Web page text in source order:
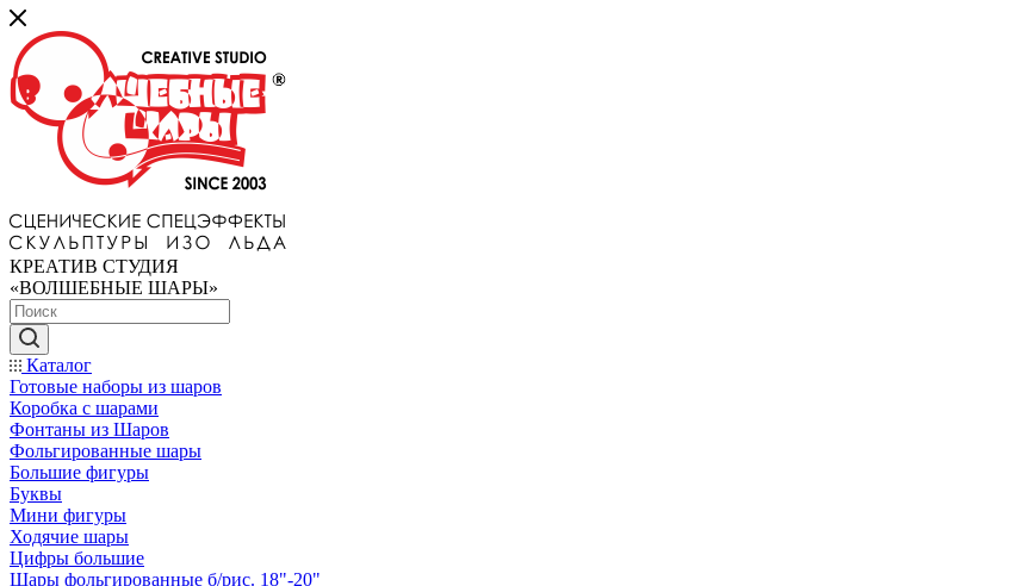
КРЕАТИВ СТУДИЯ
«ВОЛШЕБНЫЕ ШАРЫ»
Каталог
Готовые наборы из шаров
Коробка с шарами
Фонтаны из Шаров
Фольгированные шары
Большие фигуры
Буквы
Мини фигуры
Ходячие шары
Цифры большие
Шары фольгированные б/рис. 18"-20"